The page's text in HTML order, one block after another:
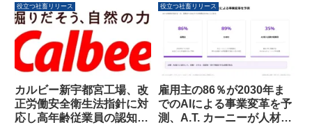
クトレポート2026年」を公開し
ました。本レポートでは、完全在
宅勤務の導入やIT活用により、シ
ングルマザーが持つ潜在的なプロ
フェッショナル能力を最大限に引
き出し、社会の先入観を打破する
具体的なデータが示されていま
す。
装・移転が「自社らしさ」の実感
を高め、出社の主要な目的が「人
とのつながり」であることが明ら
かになりました。また、「自社ら
しさ」への共感が、出社への心理
的負担を大幅に軽減することも示
されています。
役立つ社畜リリース
カルビー新宇都宮工場、改
正労働安全衛生法指針に対
応し高年齢従業員の認知機
役立つ社畜リリース
雇用主の86％が2030年ま
でのAIによる事業変革を予
測、A.T. カーニーが人材戦